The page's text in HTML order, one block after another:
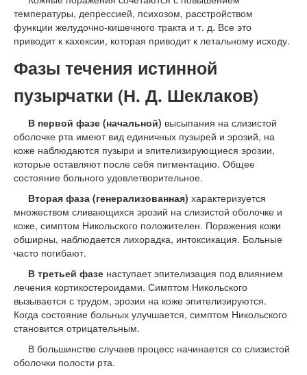
температуры, депрессией, психозом, расстройством
функции желудочно-кишечного тракта и т. д. Все это
приводит к кахексии, которая приводит к летальному исходу.
Фазы течения истинной
пузырчатки (Н. Д. Шеклаков)
В первой фазе (начальной) высыпания на слизистой
оболочке рта имеют вид единичных пузырей и эрозий, на
коже наблюдаются пузыри и эпителизирующиеся эрозии,
которые оставляют после себя пигментацию. Общее
состояние больного удовлетворительное.
Вторая фаза (генерализованная) характеризуется
множеством сливающихся эрозий на слизистой оболочке и
коже, симптом Никольского положителен. Поражения кожи
обширны, наблюдается лихорадка, интоксикация. Больные
часто погибают.
В третьей фазе наступает эпителизация под влиянием
лечения кортикостероидами. Симптом Никольского
вызывается с трудом, эрозии на коже эпителизируются.
Когда состояние больных улучшается, симптом Никольского
становится отрицательным.
В большинстве случаев процесс начинается со слизистой
оболочки полости рта.